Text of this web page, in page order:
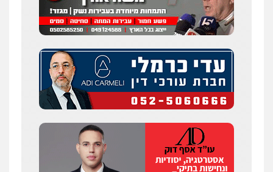
ויקי שמואל – משרד עו"ד
פלילי משפט פלילי
עו"ד זוהר ארבל
פלילי פשיעה חמורה מעצרים וחקירות
קטינים
עו"ד אסף דוק
פלילי עבירות מין סמים והימורים